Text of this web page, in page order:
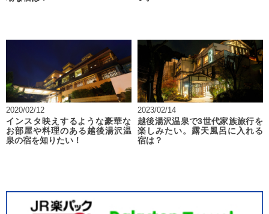
2020/02/12
インスタ映えするような豪華な
お部屋や料理のある越後湯沢温
泉の宿を知りたい！
2023/02/14
越後湯沢温泉で3世代家族旅行を
楽しみたい。露天風呂に入れる
宿は？